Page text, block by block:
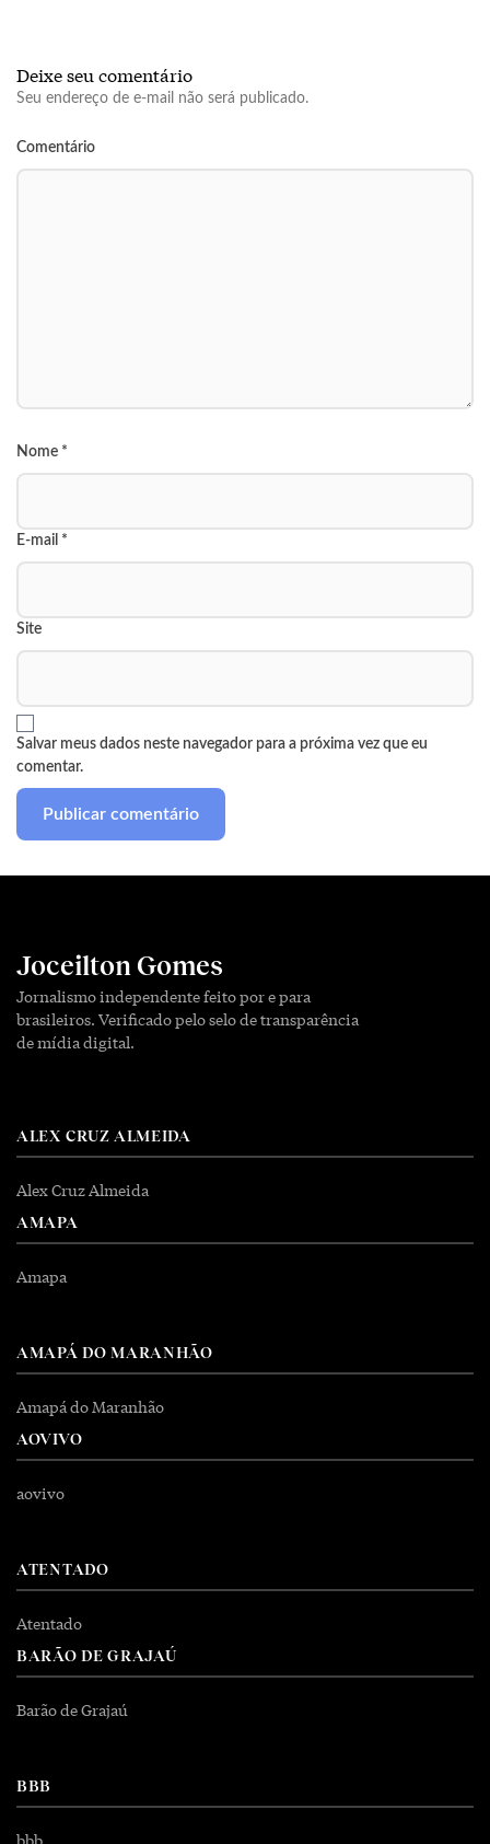
Deixe seu comentário
Seu endereço de e-mail não será publicado.
Comentário
Nome *
E-mail *
Site
Salvar meus dados neste navegador para a próxima vez que eu
comentar.
Joceilton Gomes
Jornalismo independente feito por e para
brasileiros. Verificado pelo selo de transparência
de mídia digital.
ALEX CRUZ ALMEIDA
Alex Cruz Almeida
AMAPA
Amapa
AMAPÁ DO MARANHÃO
Amapá do Maranhão
AOVIVO
aovivo
ATENTADO
Atentado
BARÃO DE GRAJAÚ
Barão de Grajaú
BBB